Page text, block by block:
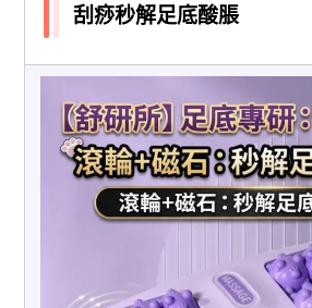
刮痧秒解足底酸脹